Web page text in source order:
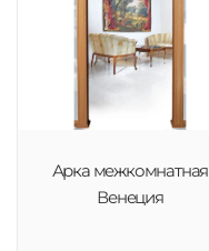
Арка межкомнатная
Венеция